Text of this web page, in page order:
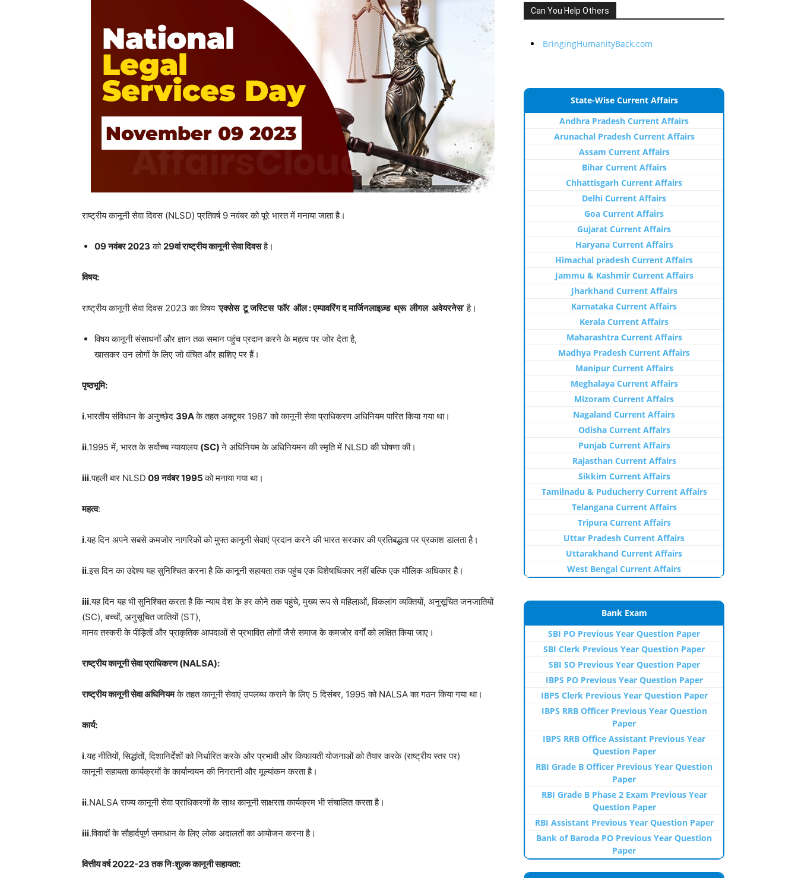
राष्ट्रीय कानूनी सेवा दिवस (NLSD) प्रतिवर्ष 9 नवंबर को पूरे भारत में मनाया जाता है।
09नवंबर2023 को29वांराष्ट्रीयकानूनीसेवादिवसहै।
विषय:
राष्ट्रीय कानूनी सेवा दिवस 2023 का विषय ‘एक्सेस टूजस्टिस फॉर ऑल:एम्पावरिंगदमार्जिनलाइज़्ड थ्रू लीगल अवेयरनेस’ है।
विषय कानूनी संसाधनों और ज्ञान तक समान पहुंच प्रदान करने के महत्व पर जोर देता है,
खासकर उन लोगों के लिए जो वंचित और हाशिए पर हैं।
पृष्ठभूमि:
i.भारतीय संविधान के अनुच्छेद 39Aके तहत अक्टूबर 1987 को कानूनी सेवा प्राधिकरण अधिनियम पारित किया गया था।
ii.1995 में, भारत के सर्वोच्च न्यायालय (SC)ने अधिनियम के अधिनियमन की स्मृति में NLSD की घोषणा की।
iii.पहली बार NLSD 09नवंबर1995को मनाया गया था।
महत्व:
i.यह दिन अपने सबसे कमजोर नागरिकों को मुफ्त कानूनी सेवाएं प्रदान करने की भारत सरकार की प्रतिबद्धता पर प्रकाश डालता है।
ii.इस दिन का उद्देश्य यह सुनिश्चित करना है कि कानूनी सहायता तक पहुंच एक विशेषाधिकार नहीं बल्कि एक मौलिक अधिकार है।
iii.यह दिन यह भी सुनिश्चित करता है कि न्याय देश के हर कोने तक पहुंचे, मुख्य रूप से महिलाओं, विकलांग व्यक्तियों, अनुसूचित जनजातियों
(SC), बच्चों, अनुसूचित जातियों (ST),
मानव तस्करी के पीड़ितों और प्राकृतिक आपदाओं से प्रभावित लोगों जैसे समाज के कमजोर वर्गों को लक्षित किया जाए।
राष्ट्रीयकानूनीसेवाप्राधिकरण(NALSA):
राष्ट्रीयकानूनीसेवाअधिनियमके तहत कानूनी सेवाएं उपलब्ध कराने के लिए 5 दिसंबर, 1995 को NALSA का गठन किया गया था।
कार्य:
i.यह नीतियों, सिद्धांतों, दिशानिर्देशों को निर्धारित करके और प्रभावी और किफायती योजनाओं को तैयार करके (राष्ट्रीय स्तर पर)
कानूनी सहायता कार्यक्रमों के कार्यान्वयन की निगरानी और मूल्यांकन करता है।
ii.NALSA राज्य कानूनी सेवा प्राधिकरणों के साथ कानूनी साक्षरता कार्यक्रम भी संचालित करता है।
iii.विवादों के सौहार्दपूर्ण समाधान के लिए लोक अदालतों का आयोजन करना है।
वित्तीयवर्ष2022-23तकनिःशुल्ककानूनीसहायता:
Can You Help Others
BringingHumanityBack.com
State-Wise Current Affairs
Andhra Pradesh Current Affairs
Arunachal Pradesh Current Affairs
Assam Current Affairs
Bihar Current Affairs
Chhattisgarh Current Affairs
Delhi Current Affairs
Goa Current Affairs
Gujarat Current Affairs
Haryana Current Affairs
Himachal pradesh Current Affairs
Jammu & Kashmir Current Affairs
Jharkhand Current Affairs
Karnataka Current Affairs
Kerala Current Affairs
Maharashtra Current Affairs
Madhya Pradesh Current Affairs
Manipur Current Affairs
Meghalaya Current Affairs
Mizoram Current Affairs
Nagaland Current Affairs
Odisha Current Affairs
Punjab Current Affairs
Rajasthan Current Affairs
Sikkim Current Affairs
Tamilnadu & Puducherry Current Affairs
Telangana Current Affairs
Tripura Current Affairs
Uttar Pradesh Current Affairs
Uttarakhand Current Affairs
West Bengal Current Affairs
Bank Exam
SBI PO Previous Year Question Paper
SBI Clerk Previous Year Question Paper
SBI SO Previous Year Question Paper
IBPS PO Previous Year Question Paper
IBPS Clerk Previous Year Question Paper
IBPS RRB Officer Previous Year Question
Paper
IBPS RRB Office Assistant Previous Year
Question Paper
RBI Grade B Officer Previous Year Question
Paper
RBI Grade B Phase 2 Exam Previous Year
Question Paper
RBI Assistant Previous Year Question Paper
Bank of Baroda PO Previous Year Question
Paper